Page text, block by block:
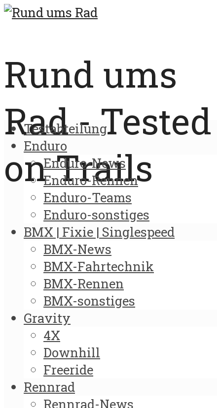
Rund ums
Rad - Tested
on Trails
Testabteilung
Enduro
Enduro-News
Enduro-Rennen
Enduro-Teams
Enduro-sonstiges
BMX | Fixie | Singlespeed
BMX-News
BMX-Fahrtechnik
BMX-Rennen
BMX-sonstiges
Gravity
4X
Downhill
Freeride
Rennrad
Rennrad-News